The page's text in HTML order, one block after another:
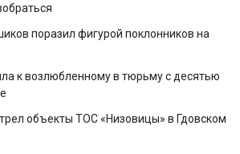
поразил фигурой поклонников на
к возлюбленному в тюрьму с десятью
объекты ТОС «Низовицы» в Гдовском